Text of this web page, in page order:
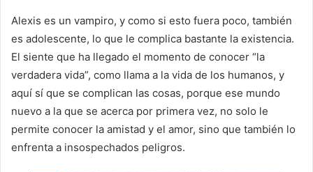
Alexis es un vampiro, y como si esto fuera poco, también
es adolescente, lo que le complica bastante la existencia.
El siente que ha llegado el momento de conocer “la
verdadera vida”, como llama a la vida de los humanos, y
aquí sí que se complican las cosas, porque ese mundo
nuevo a la que se acerca por primera vez, no solo le
permite conocer la amistad y el amor, sino que también lo
enfrenta a insospechados peligros.